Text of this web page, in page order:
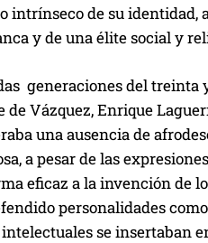
de su identidad,
y de una élite social y
generaciones del treinta
Vázquez, Enrique
una ausencia de
a pesar de las
eficaz a la invención de
personalidades
se insertaban